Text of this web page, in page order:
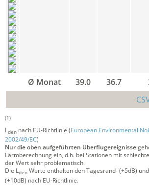
Ø Monat 39.0 36.7
(1)
Lden nach EU-Richtlinie (European Environmental
2002/49/EC)
Nur die oben aufgeführten Überflugereignisse
Lärmberechnung ein, d.h. bei Stationen mit
der Wert sehr problematisch.
Die Lden Werte enthalten den Tagesrand- (+5dB)
(+10dB) nach EU-Richtlinie.